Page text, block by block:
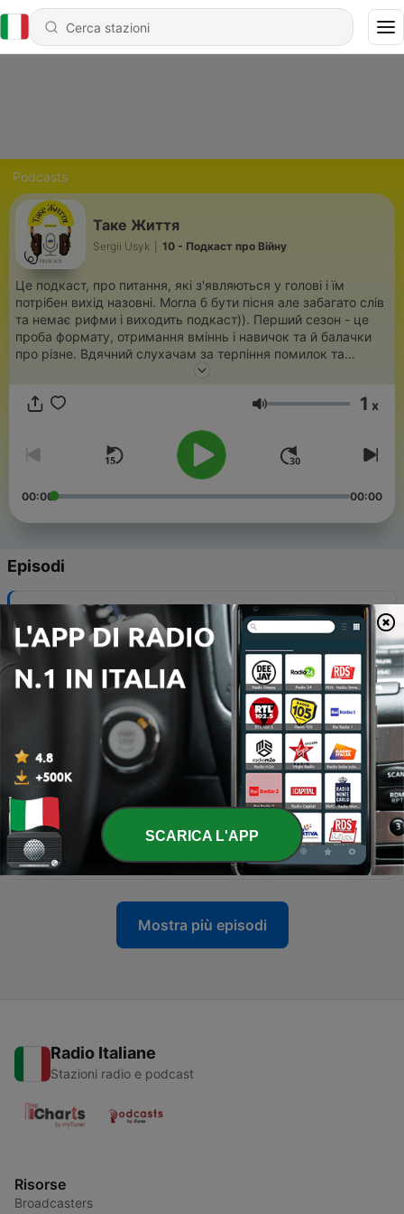
Podcasts
Таке Життя
Sergii Usyk 10 - Подкаст про Війну
Це подкаст, про питання, які з'являються у голові і їм
потрібен вихід назовні. Могла б бути пісня але забагато слів
та немає рифми і виходить подкаст)). Перший сезон - це
проба формату, отримання вміннь і навичок та й балачки
про різне. Вдячний слухачам за терпіння помилок та
Volume 1 x
00:00 00:00
Episodi
10 - Подкаст про Війну
05 Maggio 2023
9 - Подкаст про Політику
28 Apr 2023
21 Apr 2023
7 - Подкаст про Гроші
14 Apr 2023
6 - Подкаст про Владу
07 Apr 2023
Mostra più episodi
Radio Italiane
Stazioni radio e podcast
Risorse
Broadcasters
SCARICA L'APP